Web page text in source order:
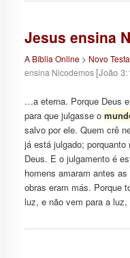
Jesus ensina
A Bíblia Online> Novo
ensina Nicodemos [João
…a eterna. Porque Deus
para que julgasse o
salvo por ele. Quem crê
já está julgado;
Deus. E o julgamento é
homens amaram antes
obras eram más. Porque
luz, e não vem para a